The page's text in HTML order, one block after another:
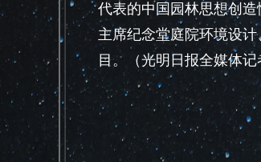
代表的中国园林思想创
主席纪念堂庭院环境设
目。（光明日报全媒体